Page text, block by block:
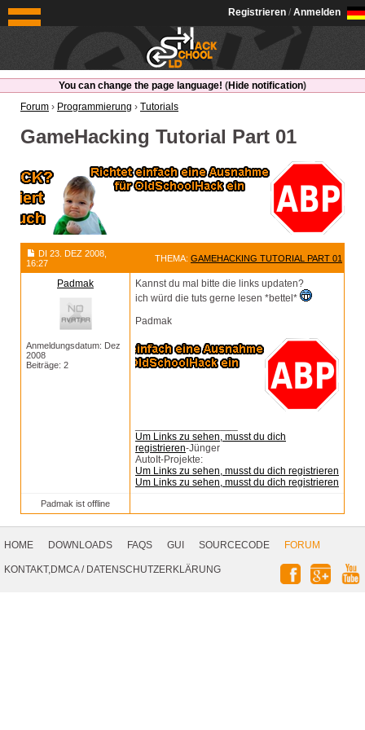
OldSchoolHack
Registrieren / Anmelden
You can change the page language! (Hide notification)
Forum › Programmierung › Tutorials
GameHacking Tutorial Part 01
DI 23. DEZ 2008,
16:27
THEMA: GAMEHACKING TUTORIAL PART 01
Padmak
Anmeldungsdatum: Dez
2008
Beiträge: 2
Kannst du mal bitte die links updaten?
ich würd die tuts gerne lesen *bettel*
Padmak
Um Links zu sehen, musst du dich
registrieren-Jünger
AutoIt-Projekte:
Um Links zu sehen, musst du dich registrieren
Um Links zu sehen, musst du dich registrieren
Padmak ist offline
Navigation
HOME DOWNLOADS FAQS GUI SOURCECODE
FORUM
KONTAKT,DMCA/ DATENSCHUTZERKLÄRUNG